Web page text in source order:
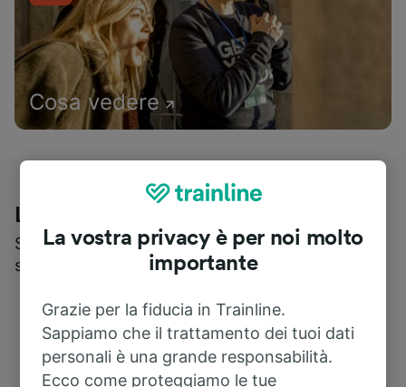
Cosa vedere
Le recensioni dei nostri viaggiatori
Scopri cosa pensa realmente chi utilizza i nostri
servizi
La vostra privacy è per noi molto
importante
Grazie per la fiducia in Trainline.
Sappiamo che il trattamento dei tuoi dati
personali è una grande responsabilità.
Ecco come proteggiamo le tue